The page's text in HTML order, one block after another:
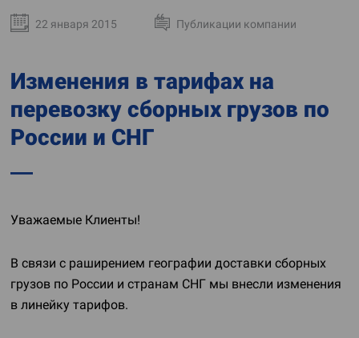
22 января 2015 Публикации компании
Изменения в тарифах на
перевозку сборных грузов по
России и СНГ
Уважаемые Клиенты!
В связи с раширением географии доставки сборных
грузов по России и странам СНГ мы внесли изменения
в линейку тарифов.